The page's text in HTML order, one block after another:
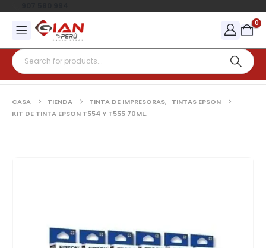
0
CASA TIENDA TINTA DE IMPRESORAS, TINTAS EPSON
KIT DE TINTA EPSON T554 Y T555 70ML.